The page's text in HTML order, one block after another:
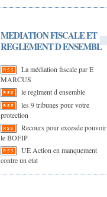
MEDIATION FISCALE ET
REGLEMENT D ENSEMBL
La médiation fiscale par E
MARCUS
le reglment d ensemble
les 9 tribunes pour votre
protection
Recours pour excesde pouvoir
le BOFIP
UE Action en manquement
contre un etat